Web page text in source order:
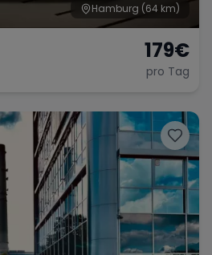
Hamburg (64 km)
179€
pro Tag